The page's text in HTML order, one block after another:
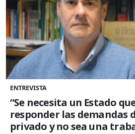
ENTREVISTA
“Se necesita un Estado
responder las demandas
privado y no sea una